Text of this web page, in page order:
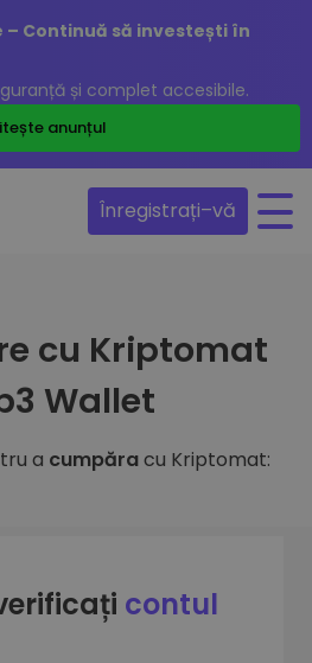
Continuă să investești în
și complet accesibile.
anunțul
Înregistrați–vă
cu Kriptomat
Wallet
a cumpăracu Kriptomat:
contul